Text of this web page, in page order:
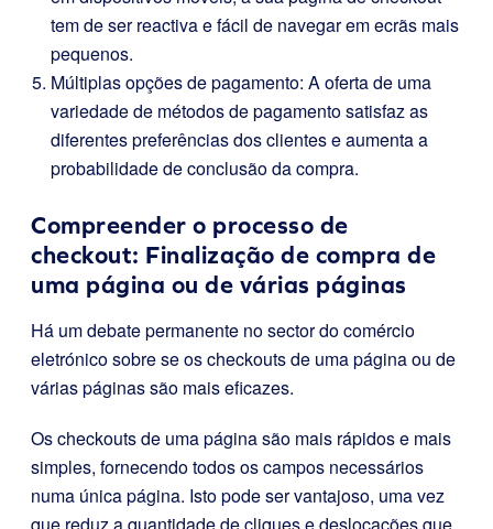
tem de ser reactiva e fácil de navegar em ecrãs mais
pequenos.
Múltiplas opções de pagamento: A oferta de uma
variedade de métodos de pagamento satisfaz as
diferentes preferências dos clientes e aumenta a
probabilidade de conclusão da compra.
Compreender o processo de
checkout: Finalização de compra de
uma página ou de várias páginas
Há um debate permanente no sector do comércio
eletrónico sobre se os checkouts de uma página ou de
várias páginas são mais eficazes.
Os checkouts de uma página são mais rápidos e mais
simples, fornecendo todos os campos necessários
numa única página. Isto pode ser vantajoso, uma vez